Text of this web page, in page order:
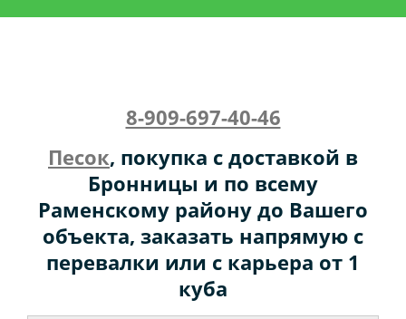
8-909-697-40-46
Песок, покупка с доставкой в
Бронницы и по всему
Раменскому району до Вашего
объекта, заказать напрямую с
перевалки или с карьера от 1
куба